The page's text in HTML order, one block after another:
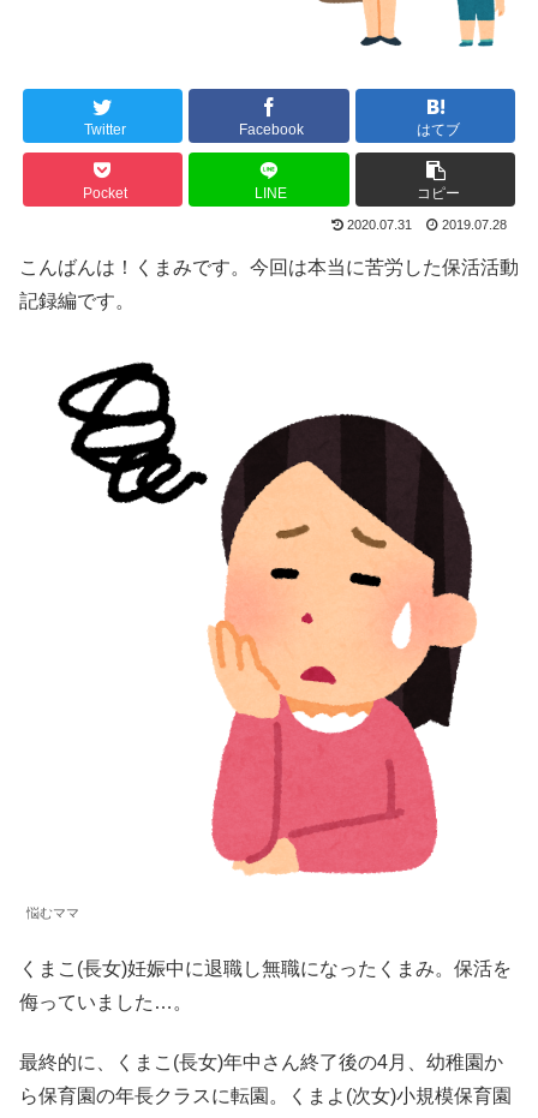
Twitter Facebook はてブ
Pocket LINE コピー
2020.07.31 2019.07.28
こんばんは！くまみです。今回は本当に苦労した保活活動
記録編です。
悩むママ
くまこ(長女)妊娠中に退職し無職になったくまみ。保活を
侮っていました…。
最終的に、くまこ(長女)年中さん終了後の4月、幼稚園か
ら保育園の年長クラスに転園。くまよ(次女)小規模保育園